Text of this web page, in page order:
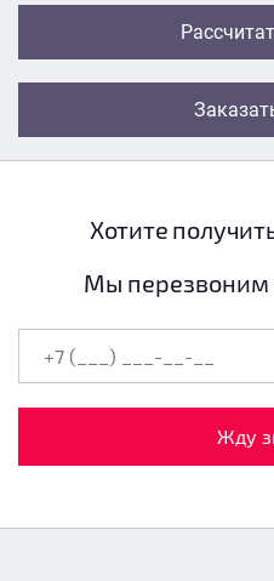
Хотите
Мы перезвоним
Жду